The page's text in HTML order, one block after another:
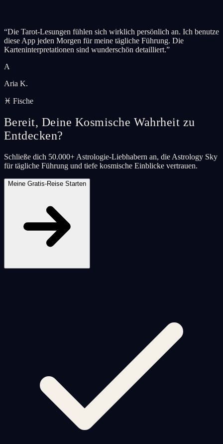
“Die Tarot-Lesungen fühlen sich wirklich persönlich an. Ich benutze
diese App jeden Morgen für meine tägliche Führung. Die
Karteninterpretationen sind wunderschön detailliert.”
A
Aria K.
♓ Fische
Bereit, Deine Kosmische Wahrheit zu
Entdecken?
Schließe dich 50.000+ Astrologie-Liebhabern an, die Astrology Sky
für tägliche Führung und tiefe kosmische Einblicke vertrauen.
Meine Gratis-Reise Starten